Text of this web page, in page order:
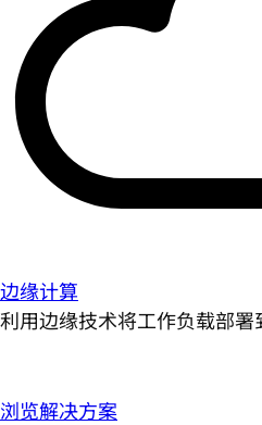
边缘计算
利用边缘技术将工作负载部署
浏览解决方案